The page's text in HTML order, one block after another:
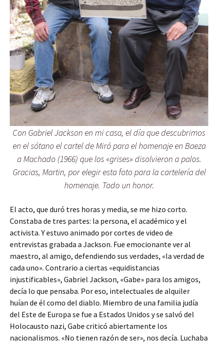
Con Gabriel Jackson en mi casa, el día que descubrimos
en el sótano el cartel de Miró para el homenaje en Baeza
a Machado (1966) que los «grises» disolvieron a palos.
Gracias, Martin, por elegir esta foto para la cartelería del
homenaje. Todo un honor.
El acto, que duró tres horas y media, se me hizo corto.
Constaba de tres partes: la persona, el académico y el
activista. Y estuvo animado por cortes de video de
entrevistas grabada a Jackson. Fue emocionante ver al
maestro, al amigo, defendiendo sus verdades, «la verdad de
cada uno». Contrario a ciertas «equidistancias
injustificables», Gabriel Jackson, «Gabe» para los amigos,
decía lo que pensaba. Por eso, intelectuales de alquiler
huían de él como del diablo. Miembro de una familia judía
del Este de Europa se fue a Estados Unidos y se salvó del
Holocausto nazi, Gabe criticó abiertamente los
nacionalismos. «No tienen razón de ser», nos decía. Luchaba